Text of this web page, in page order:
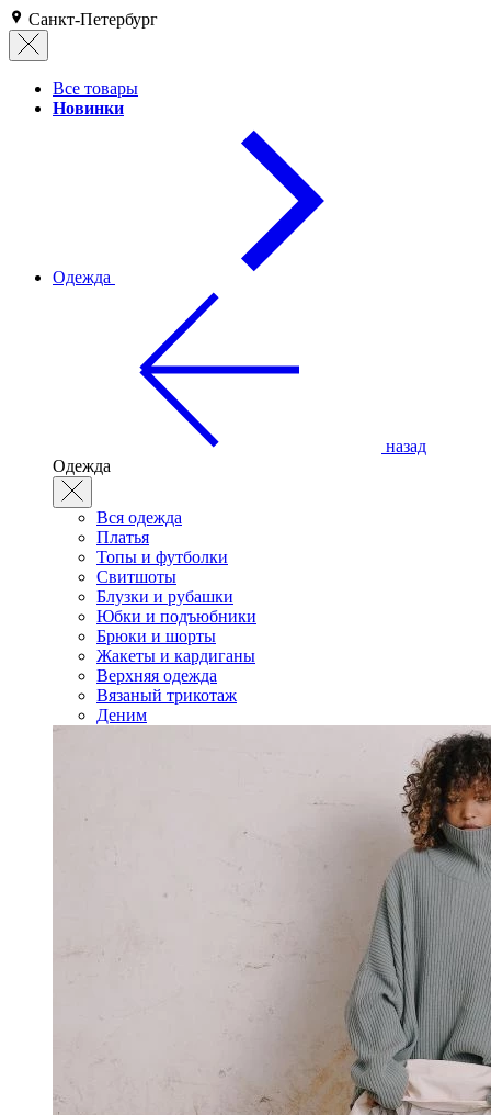
Санкт-Петербург
Все товары
Новинки
Одежда
назад
Одежда
Вся одежда
Платья
Топы и футболки
Свитшоты
Блузки и рубашки
Юбки и подъюбники
Брюки и шорты
Жакеты и кардиганы
Верхняя одежда
Вязаный трикотаж
Деним